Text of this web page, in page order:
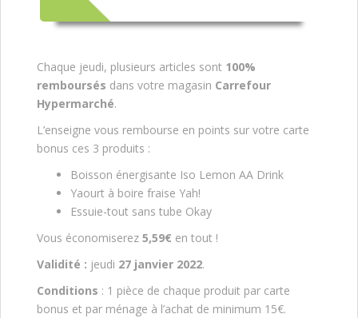
Chaque jeudi, plusieurs articles sont 100%
remboursés dans votre magasin Carrefour
Hypermarché.
L’enseigne vous rembourse en points sur votre carte
bonus ces 3 produits :
Boisson énergisante Iso Lemon AA Drink
Yaourt à boire fraise Yah!
Essuie-tout sans tube Okay
Vous économiserez 5,59€ en tout !
Validité : jeudi 27 janvier 2022.
Conditions : 1 pièce de chaque produit par carte
bonus et par ménage à l’achat de minimum 15€.